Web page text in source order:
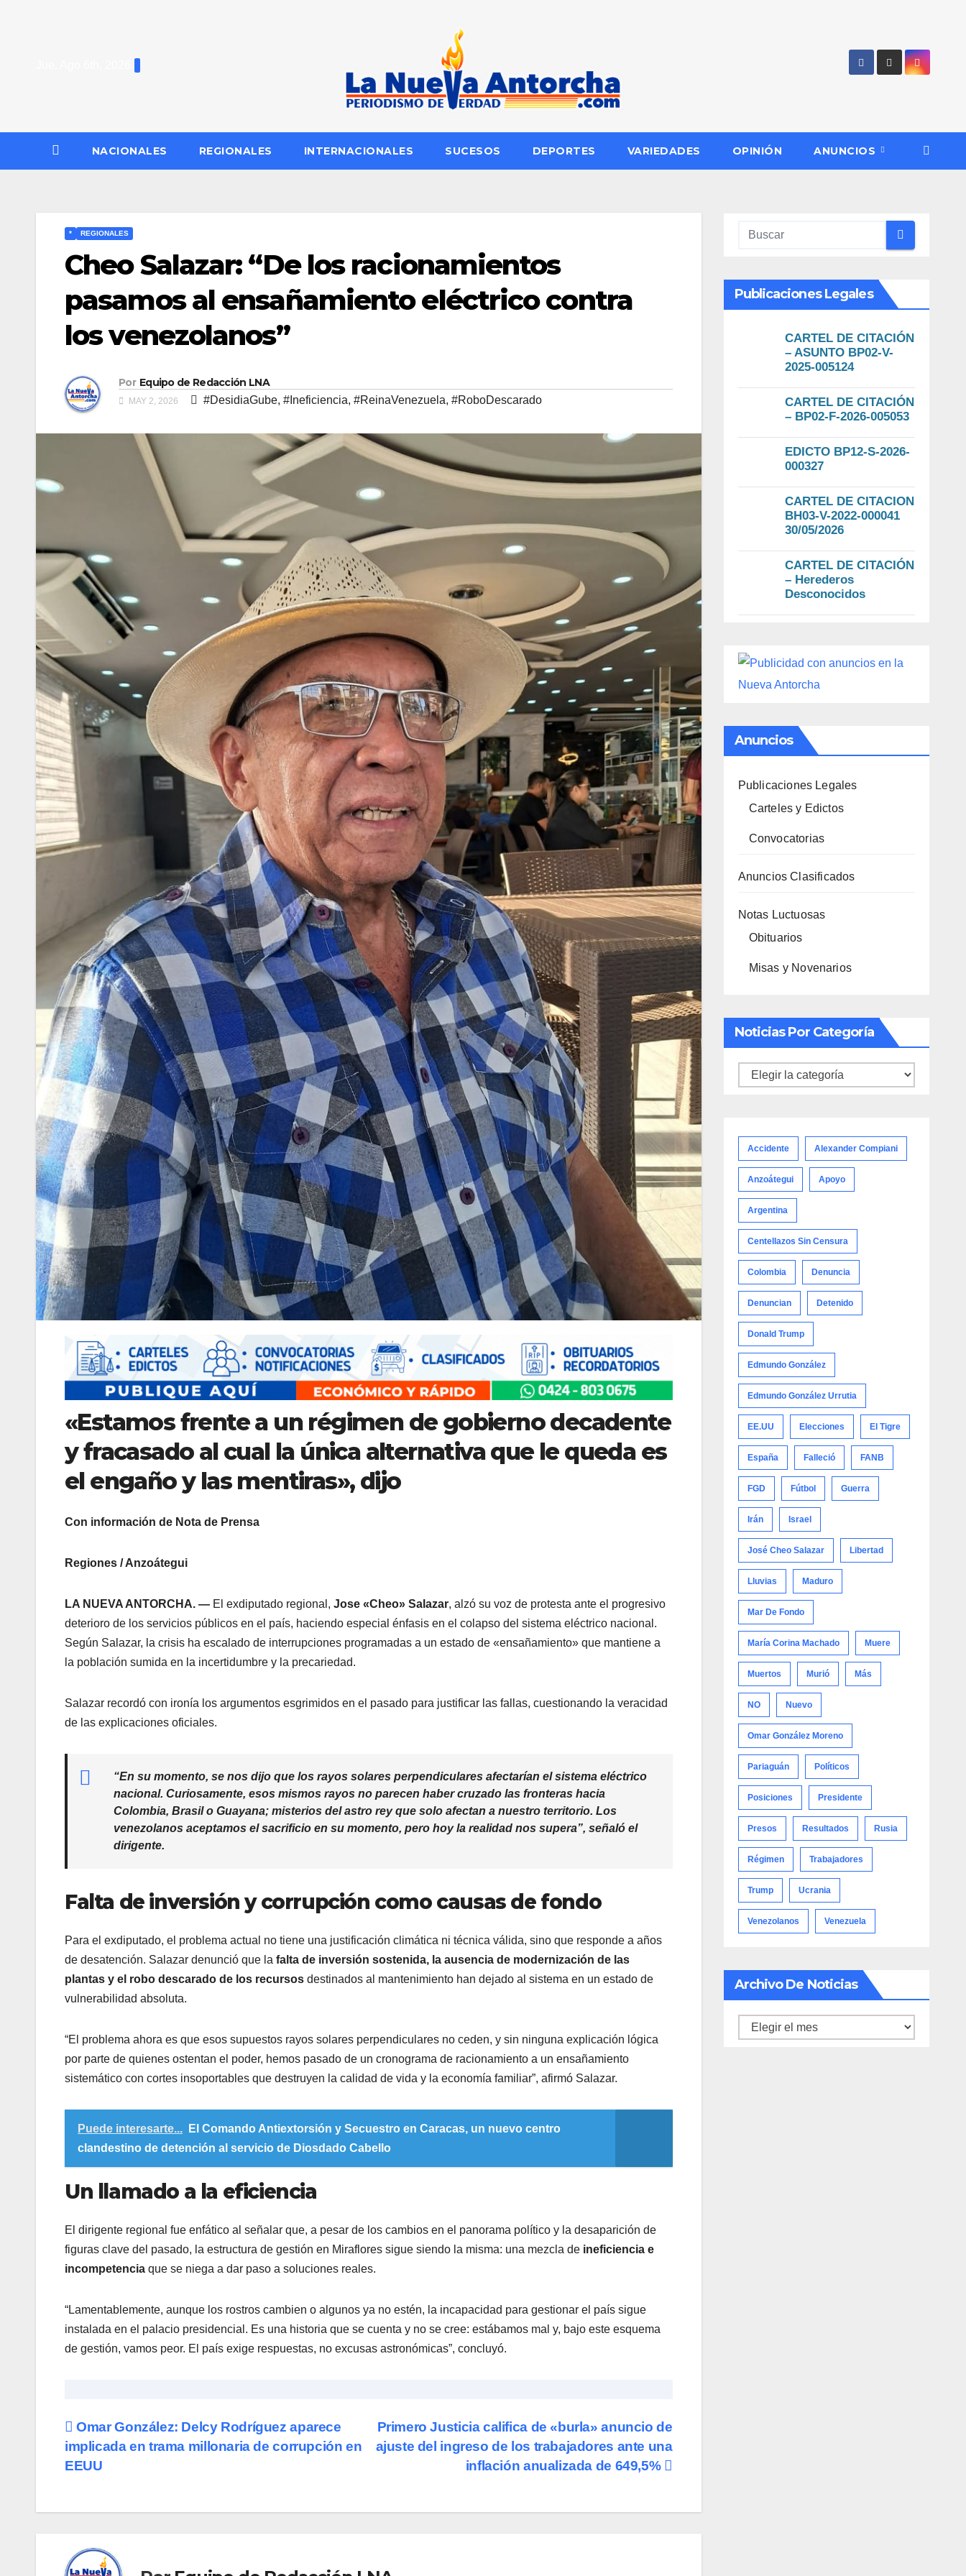
NACIONALES REGIONALES INTERNACIONALES SUCESOS DEPORTES VARIEDADES OPINIÓN ANUNCIOS
* REGIONALES
Cheo Salazar: “De los racionamientos
pasamos al ensañamiento eléctrico contra
los venezolanos”
Por Equipo de Redacción LNA
MAY 2, 2026 #DesidiaGube, #Ineficiencia, #ReinaVenezuela, #RoboDescarado
«Estamos frente a un régimen de gobierno decadente
y fracasado al cual la única alternativa que le queda es
el engaño y las mentiras», dijo
Con información de Nota de Prensa
Regiones / Anzoátegui
LA NUEVA ANTORCHA. — El exdiputado regional, Jose «Cheo» Salazar, alzó su voz de protesta ante el progresivo
deterioro de los servicios públicos en el país, haciendo especial énfasis en el colapso del sistema eléctrico nacional.
Según Salazar, la crisis ha escalado de interrupciones programadas a un estado de «ensañamiento» que mantiene a
la población sumida en la incertidumbre y la precariedad.
​Salazar recordó con ironía los argumentos esgrimidos en el pasado para justificar las fallas, cuestionando la veracidad
de las explicaciones oficiales.
​“En su momento, se nos dijo que los rayos solares perpendiculares afectarían el sistema eléctrico
nacional. Curiosamente, esos mismos rayos no parecen haber cruzado las fronteras hacia
Colombia, Brasil o Guayana; misterios del astro rey que solo afectan a nuestro territorio. Los
venezolanos aceptamos el sacrificio en su momento, pero hoy la realidad nos supera”, señaló el
dirigente.
Falta de inversión y corrupción como causas de fondo
​Para el exdiputado, el problema actual no tiene una justificación climática ni técnica válida, sino que responde a años
de desatención. Salazar denunció que la falta de inversión sostenida, la ausencia de modernización de las
plantas y el robo descarado de los recursos destinados al mantenimiento han dejado al sistema en un estado de
vulnerabilidad absoluta.
​“El problema ahora es que esos supuestos rayos solares perpendiculares no ceden, y sin ninguna explicación lógica
por parte de quienes ostentan el poder, hemos pasado de un cronograma de racionamiento a un ensañamiento
sistemático con cortes insoportables que destruyen la calidad de vida y la economía familiar”, afirmó Salazar.
Puede interesarte...
El Comando Antiextorsión y Secuestro en Caracas, un nuevo centro
clandestino de detención al servicio de Diosdado Cabello
Un llamado a la eficiencia
​El dirigente regional fue enfático al señalar que, a pesar de los cambios en el panorama político y la desaparición de
figuras clave del pasado, la estructura de gestión en Miraflores sigue siendo la misma: una mezcla de ineficiencia e
incompetencia que se niega a dar paso a soluciones reales.
​“Lamentablemente, aunque los rostros cambien o algunos ya no estén, la incapacidad para gestionar el país sigue
instalada en el palacio presidencial. Es una historia que se cuenta y no se cree: estábamos mal y, bajo este esquema
de gestión, vamos peor. El país exige respuestas, no excusas astronómicas”, concluyó.
Navegación
de
Primero Justicia califica de «burla» anuncio de
ajuste del ingreso de los trabajadores ante una
inflación anualizada de 649,5%
Omar González: Delcy Rodríguez aparece
implicada en trama millonaria de corrupción en
EEUU
Publicaciones Legales
CARTEL DE CITACIÓN
– ASUNTO BP02-V-
2025-005124
CARTEL DE CITACIÓN
– BP02-F-2026-005053
EDICTO BP12-S-2026-
000327
CARTEL DE CITACION
BH03-V-2022-000041
30/05/2026
CARTEL DE CITACIÓN
– Herederos
Desconocidos
Anuncios
Publicaciones Legales
Carteles y Edictos
Convocatorias
Anuncios Clasificados
Notas Luctuosas
Obituarios
Misas y Novenarios
Noticias Por Categoría
Noticias
Accidente Alexander Compiani
Anzoátegui Apoyo
Argentina
Centellazos Sin Censura
Colombia Denuncia
Denuncian Detenido
Donald Trump
Edmundo González
Edmundo González Urrutia
EE.UU Elecciones El Tigre
España Falleció FANB
FGD Fútbol Guerra
Irán Israel
José Cheo Salazar Libertad
Lluvias Maduro
Mar De Fondo
María Corina Machado Muere
Muertos Murió Más
NO Nuevo
Omar González Moreno
Pariaguán Políticos
Posiciones Presidente
Presos Resultados Rusia
Régimen Trabajadores
Trump Ucrania
Venezolanos Venezuela
Archivo De Noticias
Archivo